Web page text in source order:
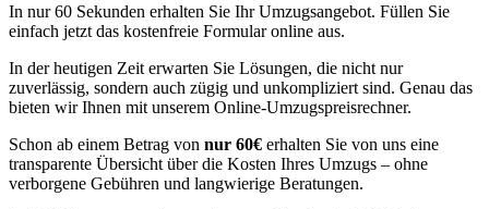
In nur 60 Sekunden erhalten Sie Ihr Umzugsangebot. Füllen Sie
einfach jetzt das kostenfreie Formular online aus.
In der heutigen Zeit erwarten Sie Lösungen, die nicht nur
zuverlässig, sondern auch zügig und unkompliziert sind. Genau das
bieten wir Ihnen mit unserem Online-Umzugspreisrechner.
Schon ab einem Betrag von nur 60€ erhalten Sie von uns eine
transparente Übersicht über die Kosten Ihres Umzugs – ohne
verborgene Gebühren und langwierige Beratungen.